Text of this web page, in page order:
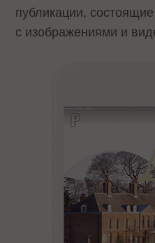
публикации,
с изображениями и